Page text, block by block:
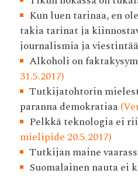
Kun luen tarinaa, en
takia tarinat ja
journalismia ja viestintää
Alkoholi on
31.5.2017)
Tutkijatohtorin
paranna demokratiaa
Pelkkä teknologia ei
mielipide 20.5.2017)
Tutkijan maine
Suomalainen nauta ei